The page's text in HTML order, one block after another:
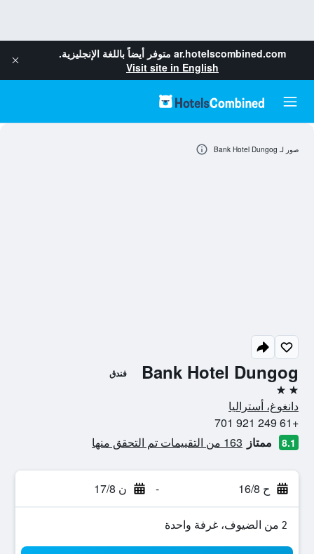
ar.hotelscombined.com متوفر أيضاً باللغة الإنجليزية.
Visit site in English
Bank Hotel Dungog فندق
2 نجمتين
دانغوغ، أستراليا
+61 249 921 701
8.1 ممتاز 163 من التقييمات تم التحقق منها
ح 16/8 - ن 17/8
2 من الضيوف، غرفة واحدة
صور لـ Bank Hotel Dungog